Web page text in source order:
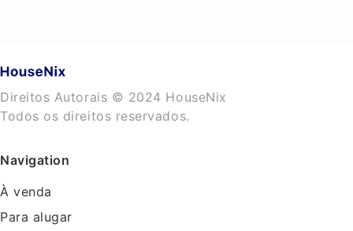
Direitos Autorais © 2024 HouseNix
Todos os direitos reservados.
Navigation
À venda
Para alugar